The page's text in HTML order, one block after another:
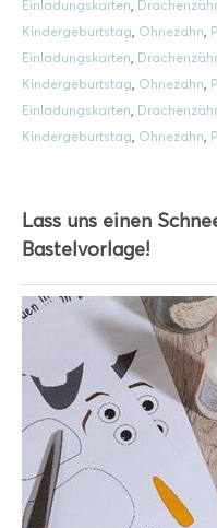
Einladungskarten,
Kindergeburtstag, Ohnezahn,
Einladungskarten,
Kindergeburtstag, Ohnezahn,
Einladungskarten,
Kindergeburtstag, Ohnezahn,
Lass uns einen
Bastelvorlage!